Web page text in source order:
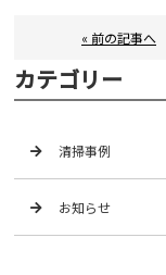
« 前の記事へ
カテゴリー
清掃事例
お知らせ